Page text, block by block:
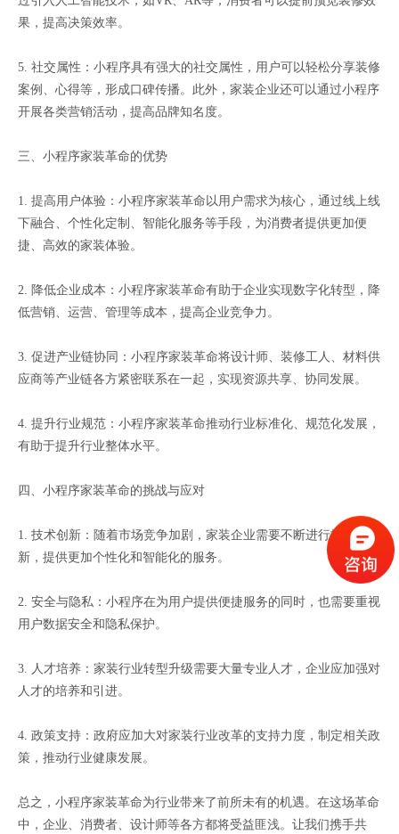
果，提高决策效率。
5. 社交属性：小程序具有强大的社交属性，用户可以轻松分享装修
案例、心得等，形成口碑传播。此外，家装企业还可以通过小程序
开展各类营销活动，提高品牌知名度。
三、小程序家装革命的优势
1. 提高用户体验：小程序家装革命以用户需求为核心，通过线上线
下融合、个性化定制、智能化服务等手段，为消费者提供更加便
捷、高效的家装体验。
2. 降低企业成本：小程序家装革命有助于企业实现数字化转型，降
低营销、运营、管理等成本，提高企业竞争力。
3. 促进产业链协同：小程序家装革命将设计师、装修工人、材料供
应商等产业链各方紧密联系在一起，实现资源共享、协同发展。
4. 提升行业规范：小程序家装革命推动行业标准化、规范化发展，
有助于提升行业整体水平。
四、小程序家装革命的挑战与应对
1. 技术创新：随着市场竞争加剧，家装企业需要不断进行技术创
新，提供更加个性化和智能化的服务。
2. 安全与隐私：小程序在为用户提供便捷服务的同时，也需要重视
用户数据安全和隐私保护。
3. 人才培养：家装行业转型升级需要大量专业人才，企业应加强对
人才的培养和引进。
4. 政策支持：政府应加大对家装行业改革的支持力度，制定相关政
策，推动行业健康发展。
总之，小程序家装革命为行业带来了前所未有的机遇。在这场革命
中，企业、消费者、设计师等各方都将受益匪浅。让我们携手共